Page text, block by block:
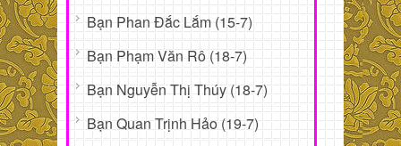
Bạn Phan Đắc Lắm (15-7)
Bạn Phạm Văn Rô (18-7)
Bạn Nguyễn Thị Thúy (18-7)
Bạn Quan Trịnh Hảo (19-7)